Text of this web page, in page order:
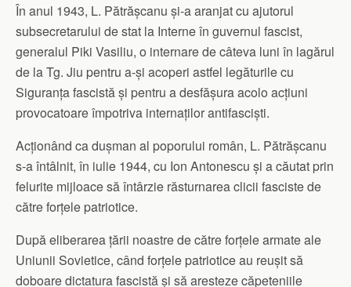
În anul 1943, L. Pătrășcanu și-a aranjat cu ajutorul
subsecretarului de stat la Interne în guvernul fascist,
generalul Piki Vasiliu, o internare de câteva luni în lagărul
de la Tg. Jiu pentru a-și acoperi astfel legăturile cu
Siguranța fascistă și pentru a desfășura acolo acțiuni
provocatoare împotriva internaților antifasciști.
Acționând ca dușman al poporului român, L. Pătrășcanu
s-a întâlnit, în iulie 1944, cu Ion Antonescu și a căutat prin
felurite mijloace să întârzie răsturnarea clicii fasciste de
către forțele patriotice.
După eliberarea țării noastre de către forțele armate ale
Uniunii Sovietice, când forțele patriotice au reușit să
doboare dictatura fascistă și să aresteze căpeteniile